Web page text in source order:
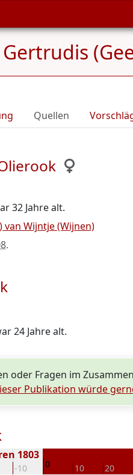
Gertrudis
Quellen
32 Jahre alt.
van Wijntje (Wijnen)
.
24 Jahre alt.
oder Fragen im
Publikation würde
-10 0 10 20
1803